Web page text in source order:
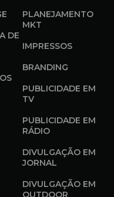
DE
PLANEJAMENTO
MKT
IMPRESSOS
BRANDING
PUBLICIDADE EM
TV
PUBLICIDADE EM
RÁDIO
DIVULGAÇÃO EM
JORNAL
DIVULGAÇÃO EM
OUTDOOR